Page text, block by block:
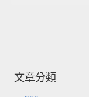
文章分類